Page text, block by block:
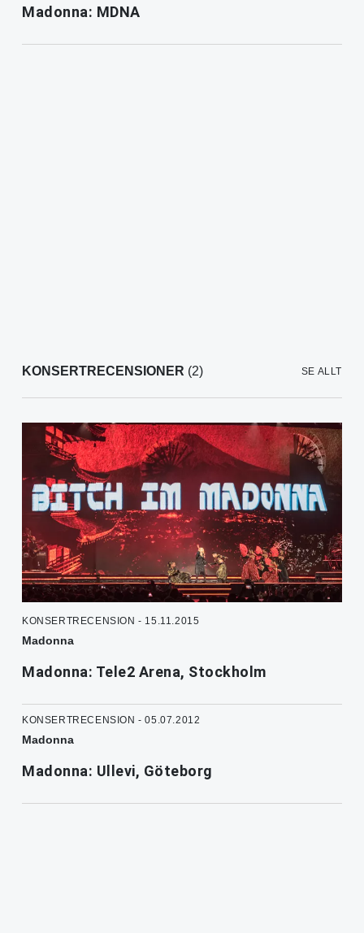
Madonna: MDNA
KONSERTRECENSIONER (2) SE ALLT
KONSERTRECENSION - 15.11.2015
Madonna
Madonna: Tele2 Arena, Stockholm
KONSERTRECENSION - 05.07.2012
Madonna
Madonna: Ullevi, Göteborg